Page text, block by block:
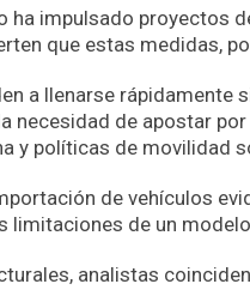
ha impulsado proyectos
que estas medidas,
a llenarse rápidamente
necesidad de apostar
y políticas de movilidad
de vehículos
limitaciones de un
analistas